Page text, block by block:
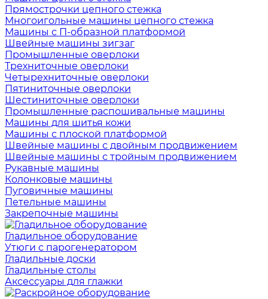
Прямострочки цепного стежка
Многоигольные машины цепного стежка
Машины с П-образной платформой
Швейные машины зигзаг
Промышленные оверлоки
Трехниточные оверлоки
Четырехниточные оверлоки
Пятиниточные оверлоки
Шестиниточные оверлоки
Промышленные распошивальные машины
Машины для шитья кожи
Машины с плоской платформой
Швейные машины с двойным продвижением
Швейные машины с тройным продвижением
Рукавные машины
Колонковые машины
Пуговичные машины
Петельные машины
Закрепочные машины
Гладильное оборудование
Утюги с парогенератором
Гладильные доски
Гладильные столы
Аксессуары для глажки